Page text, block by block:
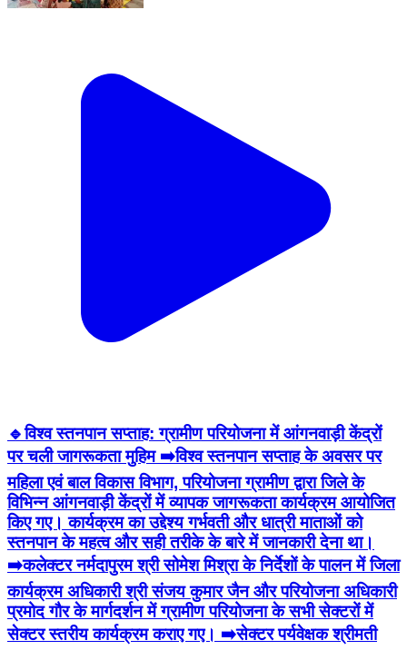
🔹विश्व स्तनपान सप्ताह: ग्रामीण परियोजना में आंगनवाड़ी केंद्रों
पर चली जागरूकता मुहिम ➡️विश्व स्तनपान सप्ताह के अवसर पर
महिला एवं बाल विकास विभाग, परियोजना ग्रामीण द्वारा जिले के
विभिन्न आंगनवाड़ी केंद्रों में व्यापक जागरूकता कार्यक्रम आयोजित
किए गए। कार्यक्रम का उद्देश्य गर्भवती और धात्री माताओं को
स्तनपान के महत्व और सही तरीके के बारे में जानकारी देना था।
➡️कलेक्टर नर्मदापुरम श्री सोमेश मिश्रा के निर्देशों के पालन में जिला
कार्यक्रम अधिकारी श्री संजय कुमार जैन और परियोजना अधिकारी
प्रमोद गौर के मार्गदर्शन में ग्रामीण परियोजना के सभी सेक्टरों में
सेक्टर स्तरीय कार्यक्रम कराए गए। ➡️सेक्टर पर्यवेक्षक श्रीमती